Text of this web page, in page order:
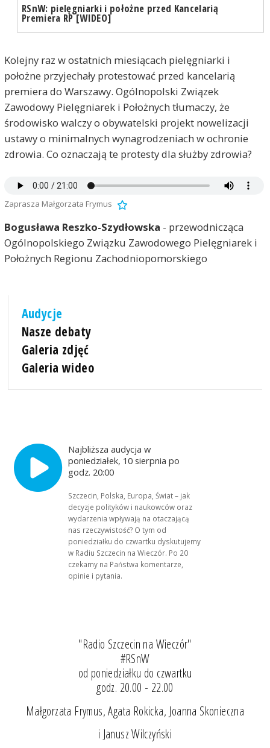
RSnW: pielęgniarki i położne przed Kancelarią
Premiera RP [WIDEO]
Kolejny raz w ostatnich miesiącach pielęgniarki i
położne przyjechały protestować przed kancelarią
premiera do Warszawy. Ogólnopolski Związek
Zawodowy Pielęgniarek i Położnych tłumaczy, że
środowisko walczy o obywatelski projekt nowelizacji
ustawy o minimalnych wynagrodzeniach w ochronie
zdrowia. Co oznaczają te protesty dla służby zdrowia?
Zaprasza Małgorzata Frymus
Bogusława Reszko-Szydłowska - przewodnicząca
Ogólnopolskiego Związku Zawodowego Pielęgniarek i
Położnych Regionu Zachodniopomorskiego
Audycje
Nasze debaty
Galeria zdjęć
Galeria wideo
Najbliższa audycja w
poniedziałek, 10 sierpnia po
godz. 20:00
Szczecin, Polska, Europa, Świat – jak
decyzje polityków i naukowców oraz
wydarzenia wpływają na otaczającą
nas rzeczywistość? O tym od
poniedziałku do czwartku dyskutujemy
w Radiu Szczecin na Wieczór. Po 20
czekamy na Państwa komentarze,
opinie i pytania.
"Radio Szczecin na Wieczór"
#RSnW
od poniedziałku do czwartku
godz. 20.00 - 22.00
Małgorzata Frymus, Agata Rokicka, Joanna Skonieczna
i Janusz Wilczyński